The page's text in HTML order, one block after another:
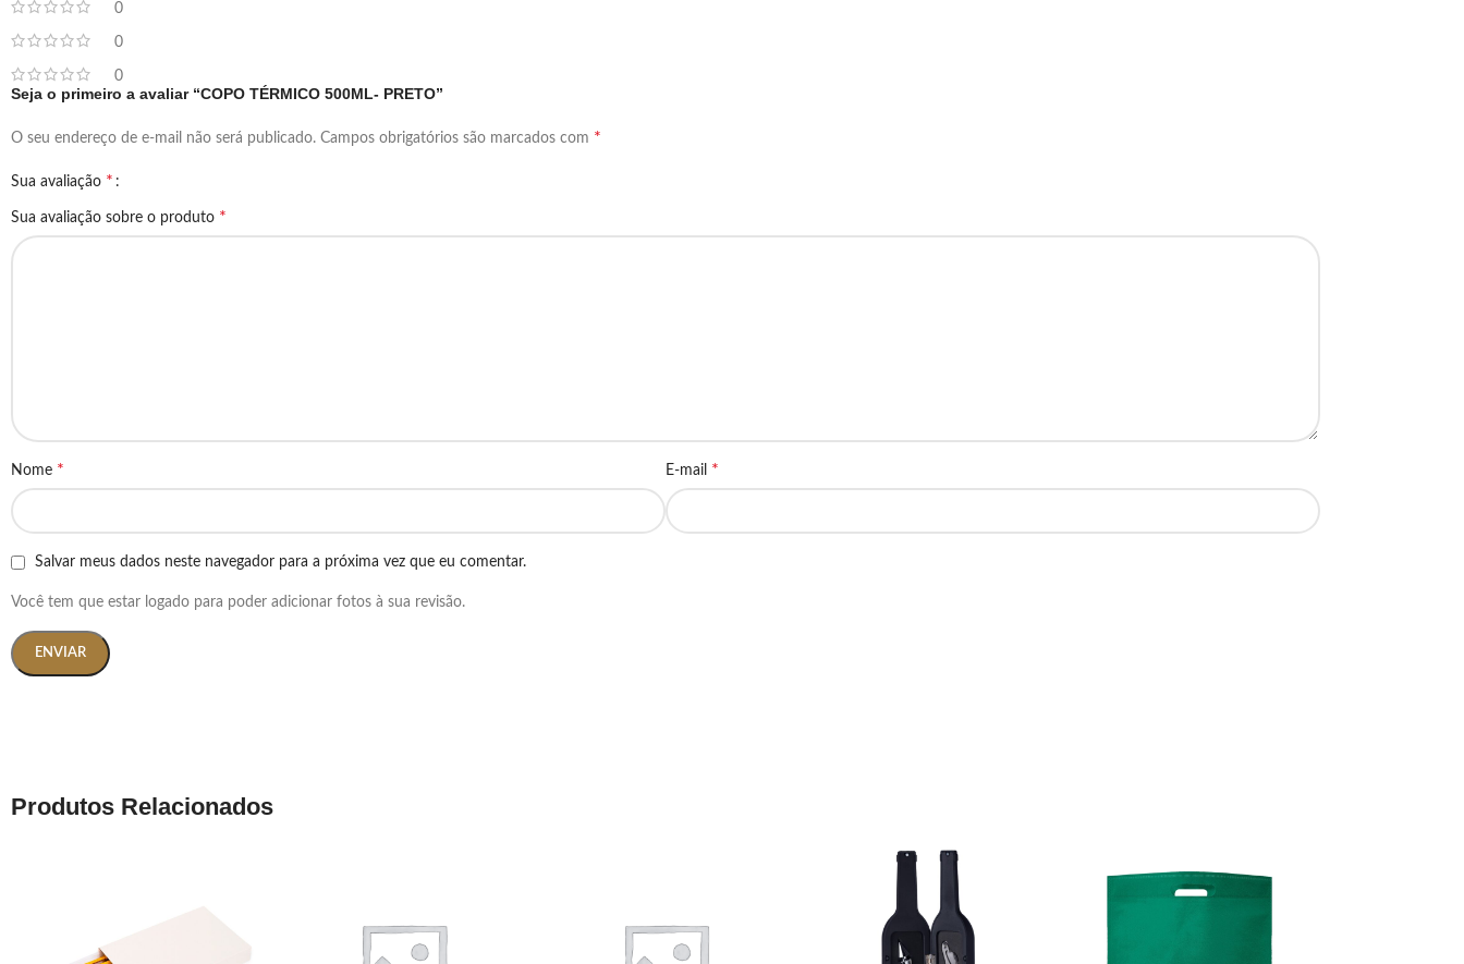
0
0
0
Seja o primeiro a avaliar “COPO TÉRMICO 500ML- PRETO”
O seu endereço de e-mail não será publicado. Campos obrigatórios são marcados com *
Sua avaliação *
Sua avaliação sobre o produto *
Nome * E-mail *
Salvar meus dados neste navegador para a próxima vez que eu comentar.
Você tem que estar logado para poder adicionar fotos à sua revisão.
Produtos Relacionados